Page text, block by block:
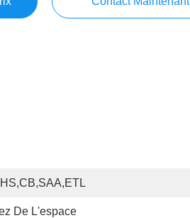
De L'espace